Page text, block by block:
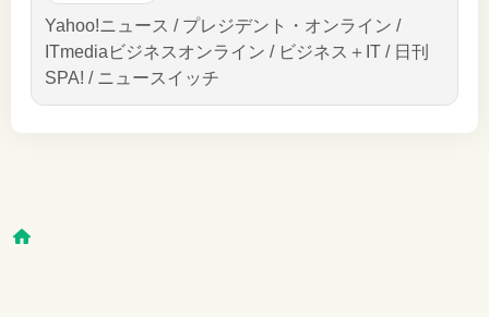
Yahoo!ニュース / プレジデント・オンライン /
ITmediaビジネスオンライン / ビジネス＋IT / 日刊
SPA! / ニュースイッチ